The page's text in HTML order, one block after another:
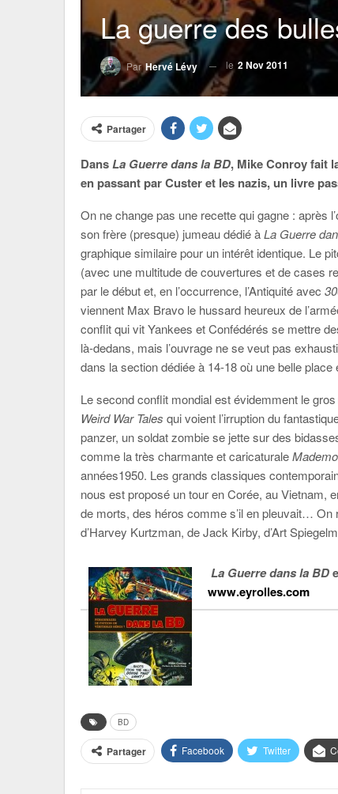
La guerre des
ParHervé Lévy le 2 Nov 2011
Partager
DansLa Guerre dans la BD, Mike Conroy fait
en passant par Custer et les nazis, un livre
On ne change pas une recette qui gagne : après
son frère (presque) jumeau dédié àLa Guerre
graphique similaire pour un intérêt identique. Le
(avec une multitude de couvertures et de cases
par le début et, en l’occurrence, l’Antiquité avec
viennent Max Bravo le hussard heureux de
conflit qui vit Yankees et Confédérés se mettre
là-dedans, mais l’ouvrage ne se veut pas
dans la section dédiée à 14-18 où une belle place
Le second conflit mondial est évidemment le
Weird War Tales qui voient l’irruption du
panzer, un soldat zombie se jette sur des
comme la très charmante et caricaturale
années1950. Les grands classiques
nous est proposé un tour en Corée, au
de morts, des héros comme s’il en pleuvait…
d’Harvey Kurtzman, de Jack Kirby, d’Art
La Guerre dans la BD
www.eyrolles.com
BD
Partager Facebook Twitter